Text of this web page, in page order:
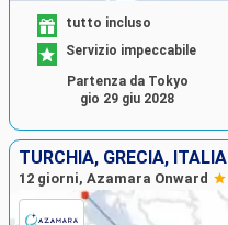
tutto incluso
Servizio impeccabile
Partenza da Tokyo
gio 29 giu 2028
TURCHIA, GRECIA, ITALIA
12 giorni, Azamara Onward